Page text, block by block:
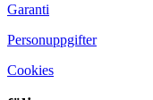
Garanti
Personuppgifter
Cookies